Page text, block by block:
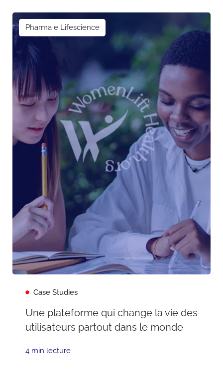
Pharma e Lifescience
Case Studies
Une plateforme qui change la vie des
utilisateurs partout dans le monde
4 min lecture